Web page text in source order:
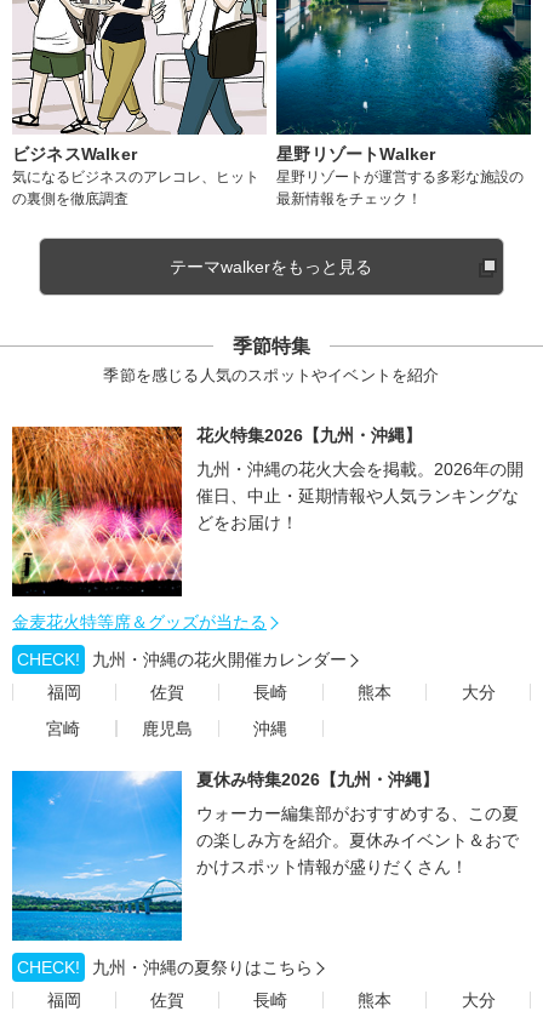
ビジネスWalker
気になるビジネスのアレコレ、ヒット
の裏側を徹底調査
星野リゾートWalker
星野リゾートが運営する多彩な施設の
最新情報をチェック！
テーマwalkerをもっと見る
季節特集
季節を感じる人気のスポットやイベントを紹介
花火特集2026【九州・沖縄】
九州・沖縄の花火大会を掲載。2026年の開
催日、中止・延期情報や人気ランキングな
どをお届け！
金麦花火特等席＆グッズが当たる
CHECK!
九州・沖縄の花火開催カレンダー
福岡
佐賀 長崎 熊本
大分
宮崎
鹿児島 沖縄
夏休み特集2026【九州・沖縄】
ウォーカー編集部がおすすめする、この夏
の楽しみ方を紹介。夏休みイベント＆おで
かけスポット情報が盛りだくさん！
CHECK!
九州・沖縄の夏祭りはこちら
福岡
佐賀 長崎 熊本
大分